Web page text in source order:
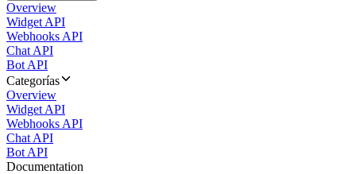
Overview
Widget API
Webhooks API
Chat API
Bot API
Categorías
Overview
Widget API
Webhooks API
Chat API
Bot API
Documentation